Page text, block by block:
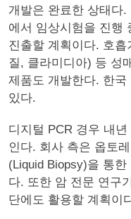
개발은 완료한 상태다
에서 임상시험을 진행
진출할 계획이다. 호
질, 클라미디아) 등 성
제품도 개발한다. 한
있다.
디지털 PCR 경우 내
인다. 회사 측은 옵토
(Liquid Biopsy)을 통
다. 또한 암 전문 연구
단에도 활용할 계획이